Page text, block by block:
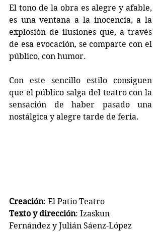
El tono de la obra es alegre y afable,
es una ventana a la inocencia, a la
explosión de ilusiones que, a través
de esa evocación, se comparte con el
público, con humor.
Con este sencillo estilo consiguen
que el público salga del teatro con la
sensación de haber pasado una
nostálgica y alegre tarde de feria.
Creación: El Patio Teatro
Texto y dirección: Izaskun
Fernández y Julián Sáenz-López